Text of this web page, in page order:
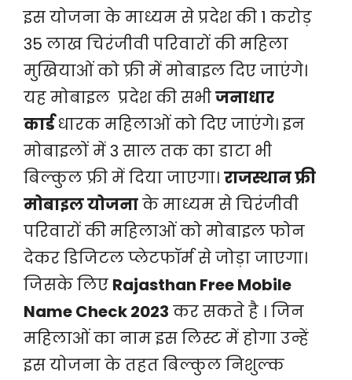
इस योजना के माध्यम से प्रदेश की 1 करोड़
35 लाख चिरंजीवी परिवारों की महिला
मुखियाओं को फ्री में मोबाइल दिए जाएंगे।
यह मोबाइल प्रदेश की सभीजनाधार
कार्ड धारक महिलाओं को दिए जाएंगे। इन
मोबाइलों में 3 साल तक का डाटा भी
बिल्कुल फ्री में दिया जाएगा। राजस्थान फ्री
मोबाइल योजनाके माध्यम से चिरंजीवी
परिवारों की महिलाओं को मोबाइल फोन
देकर डिजिटल प्लेटफॉर्म से जोड़ा जाएगा।
जिसके लिए Rajasthan Free Mobile
Name Check 2023 कर सकते है । जिन
महिलाओं का नाम इस लिस्ट में होगा उन्हें
इस योजना के तहत बिल्कुल निशुल्क